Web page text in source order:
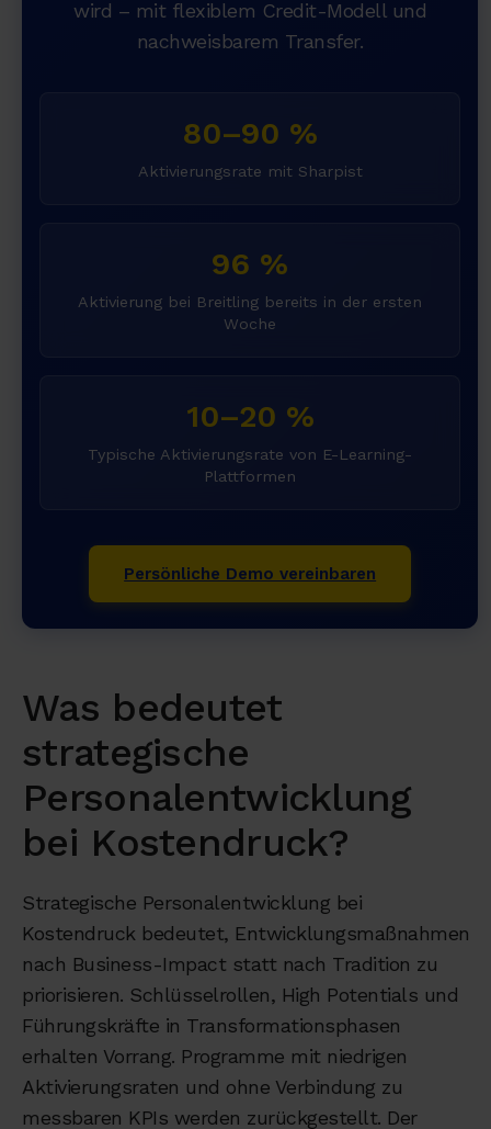
wird – mit flexiblem Credit-Modell und
nachweisbarem Transfer.
80–90 %
Aktivierungsrate mit Sharpist
96 %
Aktivierung bei Breitling bereits in der ersten
Woche
10–20 %
Typische Aktivierungsrate von E-Learning-
Plattformen
Persönliche Demo vereinbaren
Was bedeutet
strategische
Personalentwicklung
bei Kostendruck?
Strategische Personalentwicklung bei
Kostendruck bedeutet, Entwicklungsmaßnahmen
nach Business-Impact statt nach Tradition zu
priorisieren. Schlüsselrollen, High Potentials und
Führungskräfte in Transformationsphasen
erhalten Vorrang. Programme mit niedrigen
Aktivierungsraten und ohne Verbindung zu
messbaren KPIs werden zurückgestellt. Der